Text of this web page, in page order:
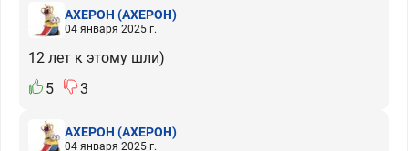
АХЕРОН (АХЕРОН)
04 января 2025 г.
12 лет к этому шли)
5
3
АХЕРОН (АХЕРОН)
04 января 2025 г.